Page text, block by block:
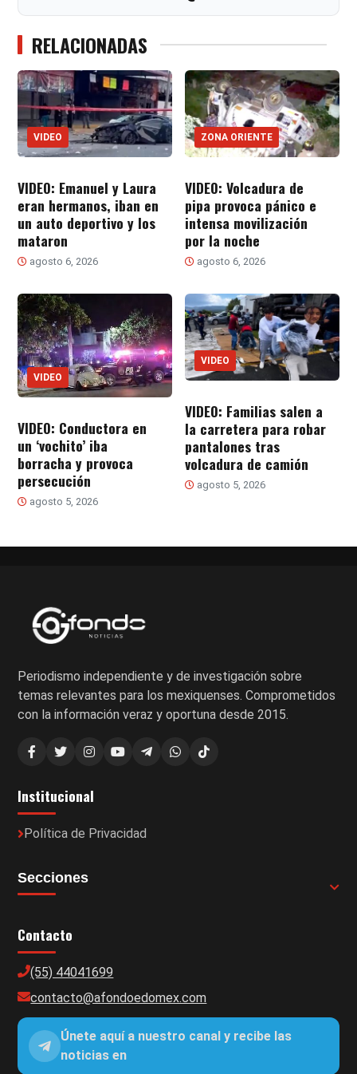
RELACIONADAS
VIDEO
VIDEO: Emanuel y Laura
eran hermanos, iban en
un auto deportivo y los
mataron
agosto 6, 2026
ZONA ORIENTE
VIDEO: Volcadura de
pipa provoca pánico e
intensa movilización
por la noche
agosto 6, 2026
VIDEO
VIDEO: Conductora en
un ‘vochito’ iba
borracha y provoca
persecución
agosto 5, 2026
VIDEO
VIDEO: Familias salen a
la carretera para robar
pantalones tras
volcadura de camión
agosto 5, 2026
Periodismo independiente y de investigación sobre
temas relevantes para los mexiquenses. Comprometidos
con la información veraz y oportuna desde 2015.
Institucional
Política de Privacidad
Secciones
Contacto
(55) 44041699
contacto@afondoedomex.com
Únete aquí a nuestro canal y recibe las
noticias en